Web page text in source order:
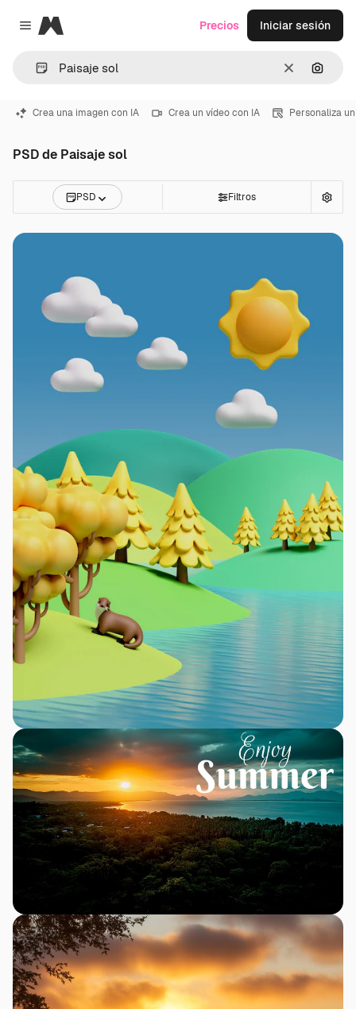
Close menu
Magnific
Borrar
Precios Iniciar sesión
Crea una imagen con IA Crea un vídeo con IA Personaliza
PSD de Paisaje sol
PSD Filtros